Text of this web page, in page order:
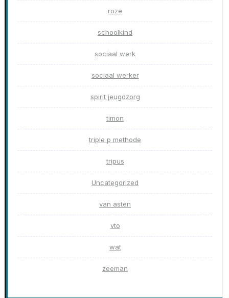
roze
schoolkind
sociaal werk
sociaal werker
spirit jeugdzorg
timon
triple p methode
tripus
Uncategorized
van asten
vto
wat
zeeman